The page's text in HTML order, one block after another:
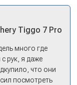
Tiggo 7 Pro
много где
рук, я даже
что они
посмотреть